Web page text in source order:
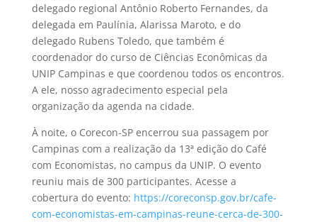
delegado regional Antônio Roberto Fernandes, da
delegada em Paulínia, Alarissa Maroto, e do
delegado Rubens Toledo, que também é
coordenador do curso de Ciências Econômicas da
UNIP Campinas e que coordenou todos os encontros.
A ele, nosso agradecimento especial pela
organização da agenda na cidade.
À noite, o Corecon-SP encerrou sua passagem por
Campinas com a realização da 13ª edição do Café
com Economistas, no campus da UNIP. O evento
reuniu mais de 300 participantes. Acesse a
cobertura do evento: https://coreconsp.gov.br/cafe-
com-economistas-em-campinas-reune-cerca-de-300-